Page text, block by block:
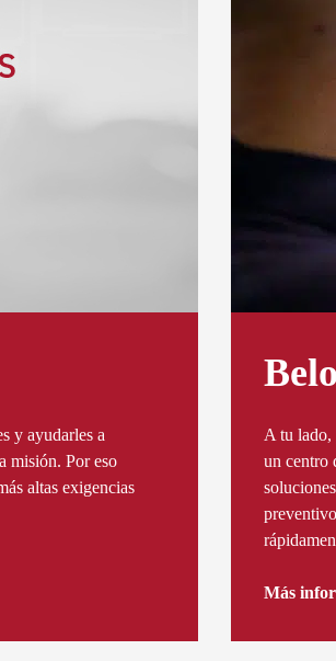
y ayudarles a
misión. Por eso
altas exigencias
A tu lado,
un centro
Más